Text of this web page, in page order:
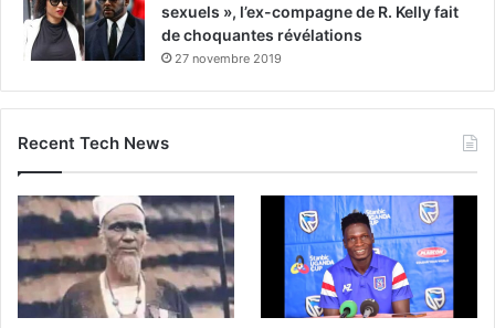
sexuels », l’ex-compagne de R. Kelly fait
de choquantes révélations
27 novembre 2019
Recent Tech News